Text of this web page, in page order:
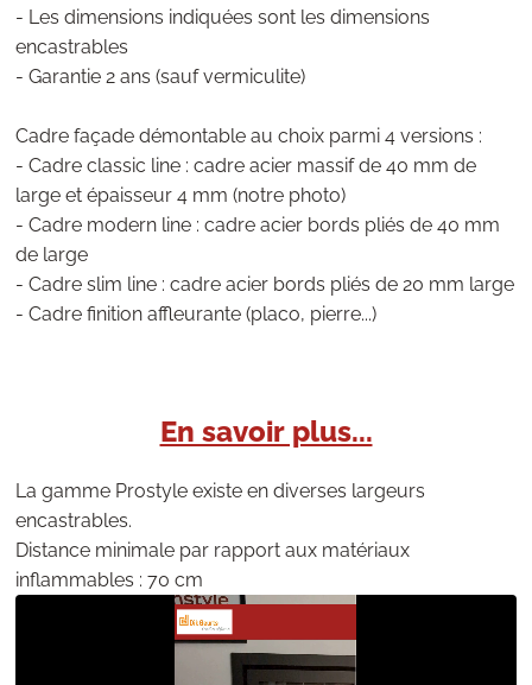
- Les dimensions indiquées sont les dimensions
encastrables
- Garantie 2 ans (sauf vermiculite)
Cadre façade démontable au choix parmi 4 versions :
- Cadre classic line : cadre acier massif de 40 mm de
large et épaisseur 4 mm (notre photo)
- Cadre modern line : cadre acier bords pliés de 40 mm
de large
- Cadre slim line : cadre acier bords pliés de 20 mm large
- Cadre finition affleurante (placo, pierre...)
En savoir plus...
La gamme Prostyle existe en diverses largeurs
encastrables.
Distance minimale par rapport aux matériaux
inflammables : 70 cm